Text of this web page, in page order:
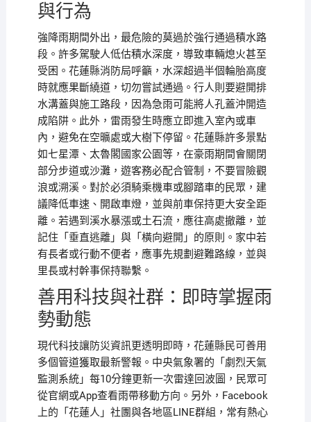
與行為
強降雨期間外出，最危險的莫過於強行通過積水路
段。許多駕駛人低估積水深度，導致車輛熄火甚至
受困。花蓮縣消防局呼籲，水深超過半個輪胎高度
時就應果斷繞道，切勿嘗試通過。行人則要避開排
水溝蓋與施工路段，因為急雨可能將人孔蓋沖開造
成陷阱。此外，雷雨發生時應立即進入室內或車
內，避免在空曠處或大樹下停留。花蓮縣許多景點
如七星潭、太魯閣國家公園等，在豪雨期間會關閉
部分步道或沙灘，遊客務必配合管制，不要冒險觀
浪或溯溪。對於必須騎乘機車或腳踏車的民眾，建
議降低車速、開啟車燈，並與前車保持更大安全距
離。若遇到溪水暴漲或土石流，應往高處撤離，並
記住「垂直逃離」與「橫向避開」的原則。家中若
有長者或行動不便者，應事先規劃避難路線，並與
里長或村幹事保持聯繫。
善用科技與社群：即時掌握雨
勢動態
現代科技讓防災資訊更透明即時，花蓮縣民可善用
多個管道獲取最新警報。中央氣象署的「劇烈天氣
監測系統」每10分鐘更新一次雷達回波圖，民眾可
從官網或App查看雨帶移動方向。另外，Facebook
上的「花蓮人」社團與各地區LINE群組，常有熱心